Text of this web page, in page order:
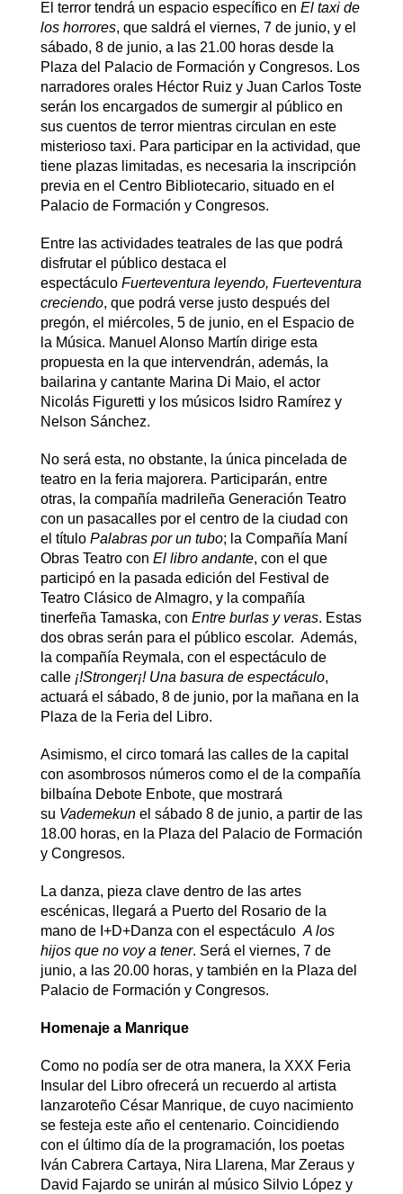
El terror tendrá un espacio específico en El taxi de
los horrores, que saldrá el viernes, 7 de junio, y el
sábado, 8 de junio, a las 21.00 horas desde la
Plaza del Palacio de Formación y Congresos. Los
narradores orales Héctor Ruiz y Juan Carlos Toste
serán los encargados de sumergir al público en
sus cuentos de terror mientras circulan en este
misterioso taxi. Para participar en la actividad, que
tiene plazas limitadas, es necesaria la inscripción
previa en el Centro Bibliotecario, situado en el
Palacio de Formación y Congresos.
Entre las actividades teatrales de las que podrá
disfrutar el público destaca el
espectáculo Fuerteventura leyendo, Fuerteventura
creciendo, que podrá verse justo después del
pregón, el miércoles, 5 de junio, en el Espacio de
la Música. Manuel Alonso Martín dirige esta
propuesta en la que intervendrán, además, la
bailarina y cantante Marina Di Maio, el actor
Nicolás Figuretti y los músicos Isidro Ramírez y
Nelson Sánchez.
No será esta, no obstante, la única pincelada de
teatro en la feria majorera. Participarán, entre
otras, la compañía madrileña Generación Teatro
con un pasacalles por el centro de la ciudad con
el título Palabras por un tubo; la Compañía Maní
Obras Teatro con El libro andante, con el que
participó en la pasada edición del Festival de
Teatro Clásico de Almagro, y la compañía
tinerfeña Tamaska, con Entre burlas y veras. Estas
dos obras serán para el público escolar. Además,
la compañía Reymala, con el espectáculo de
calle ¡!Stronger¡! Una basura de espectáculo,
actuará el sábado, 8 de junio, por la mañana en la
Plaza de la Feria del Libro.
Asimismo, el circo tomará las calles de la capital
con asombrosos números como el de la compañía
bilbaína Debote Enbote, que mostrará
su Vademekun el sábado 8 de junio, a partir de las
18.00 horas, en la Plaza del Palacio de Formación
y Congresos.
La danza, pieza clave dentro de las artes
escénicas, llegará a Puerto del Rosario de la
mano de I+D+Danza con el espectáculo A los
hijos que no voy a tener. Será el viernes, 7 de
junio, a las 20.00 horas, y también en la Plaza del
Palacio de Formación y Congresos.
Homenaje a Manrique
Como no podía ser de otra manera, la XXX Feria
Insular del Libro ofrecerá un recuerdo al artista
lanzaroteño César Manrique, de cuyo nacimiento
se festeja este año el centenario. Coincidiendo
con el último día de la programación, los poetas
Iván Cabrera Cartaya, Nira Llarena, Mar Zeraus y
David Fajardo se unirán al músico Silvio López y